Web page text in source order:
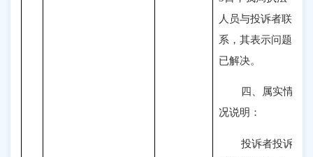
人员与投诉者联
系，其表示问题
已解决。
四、属实情
况说明：
投诉者投诉